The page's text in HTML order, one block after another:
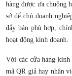
hàng được ưa chuộng
sở để chủ doanh
đẩy bán phù hợp,
hoạt động kinh doanh.
Với các cửa hàng kinh
mã QR giả hay nhân